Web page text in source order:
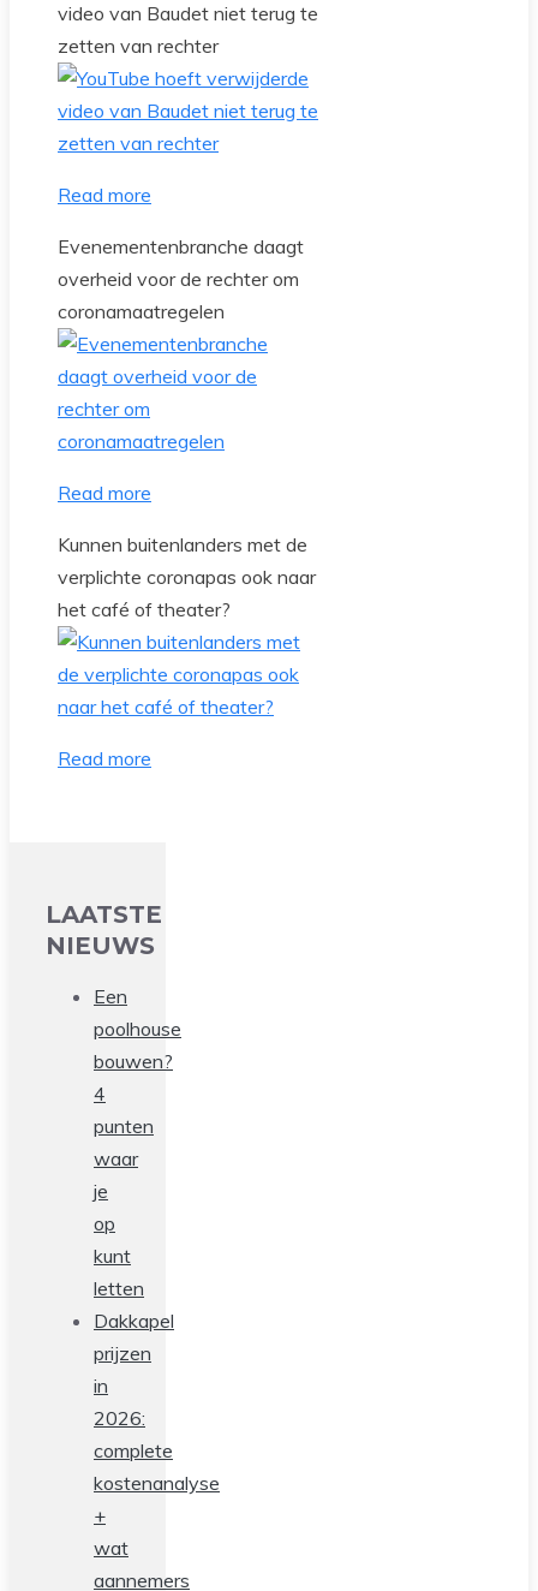
video van Baudet niet terug te
zetten van rechter
Read more
Evenementenbranche daagt
overheid voor de rechter om
coronamaatregelen
Read more
Kunnen buitenlanders met de
verplichte coronapas ook naar
het café of theater?
Read more
LAATSTE
NIEUWS
Een
poolhouse
bouwen?
4
punten
waar
je
op
kunt
letten
Dakkapel
prijzen
in
2026:
complete
kostenanalyse
+
wat
aannemers